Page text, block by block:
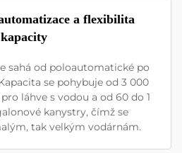
a flexibilita
kapacity
sahá od poloautomatické po
se pohybuje od 3 000
láhve s vodou a od 60 do 1
kanystry, čímž se
tak velkým vodárnám.